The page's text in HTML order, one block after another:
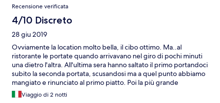
Recensione verificata
4/10 Discreto
28 giu 2019
Ovviamente la location molto bella, il cibo ottimo. Ma..al
ristorante le portate quando arrivavano nel giro di pochi minuti
una dietro l'altra. All'ultima sera hanno saltato il primo portandoci
subito la seconda portata, scusandosi ma a quel punto abbiamo
mangiato e rinunciato al primo piatto. Poi la più grande
delusione è sulla spa in quanto i bambini non erano ammessi, noi
abbiamo una bambina di 10 anni ed abbiamo scelto questa
Viaggio di 2 notti